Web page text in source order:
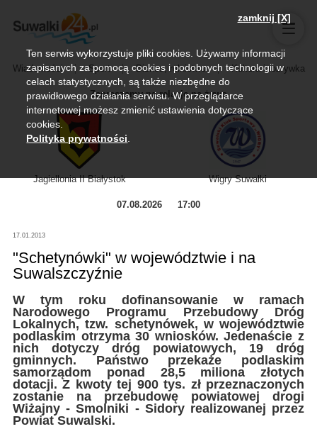
Wiadomości Sport Biznes, rolnictwo Kultura i rozrywka
Zapraszamy na relację na żywo
Jagiellonia II Białystok Wigry Suwałki
07.08.2026 17:00
17.01.2013
"Schetynówki" w województwie i na
Suwalszczyźnie
W tym roku dofinansowanie w ramach
Narodowego Programu Przebudowy Dróg
Lokalnych, tzw. schetynówek, w województwie
podlaskim otrzyma 30 wniosków. Jedenaście z
nich dotyczy dróg powiatowych, 19 dróg
gminnych. Państwo przekaże podlaskim
samorządom ponad 28,5 miliona złotych
dotacji. Z kwoty tej 900 tys. zł przeznaczonych
zostanie na przebudowę powiatowej drogi
Wiżajny - Smolniki - Sidory realizowanej przez
Powiat Suwalski.
zamknij [X]
Ten serwis wykorzystuje pliki cookies. Używamy informacji
zapisanych za pomocą cookies i podobnych technologii w
celach statystycznych, są także niezbędne do
prawidłowego działania serwisu. W przeglądarce
internetowej możesz zmienić ustawienia dotyczące
cookies.
Polityka prywatności